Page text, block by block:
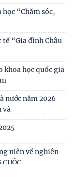
lâm Khoa học xã
vững bước tương
“Chăm sóc,
“Gia đình Châu
khoa học quốc gia
nước năm 2026
và
niên về nghiên
tiêu chuẩn, tham